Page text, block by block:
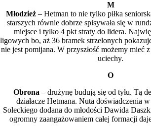
M
Młodzież – Hetman to nie tylko piłka
starszych równie dobrze spisywała się w
miejsce i tylko 4 pkt straty do lidera.
ligowych bo, aż 36 bramek strzelonych
nie jest pomijana. W przyszłość możemy mieć
uciechy.
O
Obrona – drużynę budują się od tyłu. Tą
działacze Hetmana. Nuta doświadczenia
Soleckiego dodana do młodości Dawida
ogromny zaangażowaniem całej formacji